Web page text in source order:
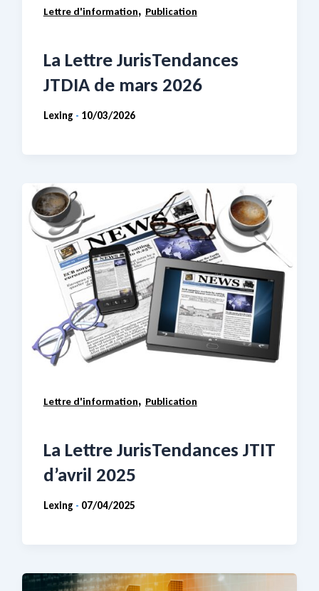
Lettre d'information, Publication
La Lettre JurisTendances
JTDIA de mars 2026
Lexing - 10/03/2026
Lettre d'information, Publication
La Lettre JurisTendances JTIT
d’avril 2025
Lexing - 07/04/2025